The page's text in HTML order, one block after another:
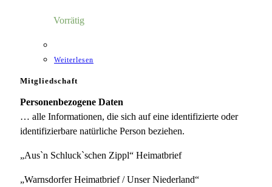
Vorrätig
Weiterlesen
Mitgliedschaft
Personenbezogene Daten
… alle Informationen, die sich auf eine identifizierte oder
identifizierbare natürliche Person beziehen.
„Aus`n Schluck`schen Zippl“ Heimatbrief
„Warnsdorfer Heimatbrief / Unser Niederland“